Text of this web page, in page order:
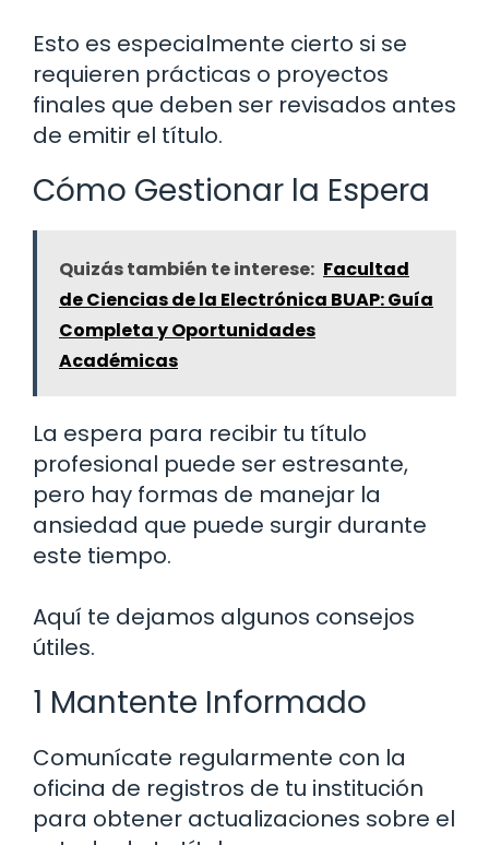
Esto es especialmente cierto si se
requieren prácticas o proyectos
finales que deben ser revisados antes
de emitir el título.
Cómo Gestionar la Espera
Quizás también te interese: Facultad
de Ciencias de la Electrónica BUAP: Guía
Completa y Oportunidades
Académicas
La espera para recibir tu título
profesional puede ser estresante,
pero hay formas de manejar la
ansiedad que puede surgir durante
este tiempo.
Aquí te dejamos algunos consejos
útiles.
1 Mantente Informado
Comunícate regularmente con la
oficina de registros de tu institución
para obtener actualizaciones sobre el